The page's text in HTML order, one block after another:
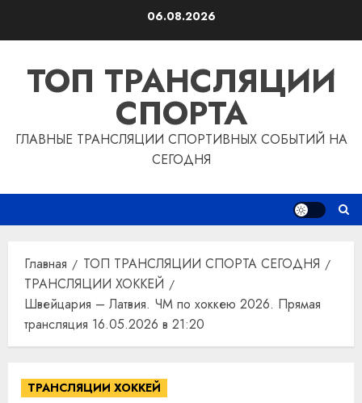
06.08.2026
ТОП ТРАНСЛЯЦИИ
СПОРТА
ГЛАВНЫЕ ТРАНСЛЯЦИИ СПОРТИВНЫХ СОБЫТИЙ НА
СЕГОДНЯ
Главная
ТОП ТРАНСЛЯЦИИ СПОРТА СЕГОДНЯ
ТРАНСЛЯЦИИ ХОККЕЙ
Швейцария – Латвия. ЧМ по хоккею 2026. Прямая
трансляция 16.05.2026 в 21:20
ТРАНСЛЯЦИИ ХОККЕЙ